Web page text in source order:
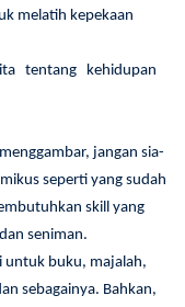
melatih kepekaan
tentang kehidupan
jangan sia-
seperti yang sudah
skill yang
seniman.
untuk buku, majalah,
sebagainya. Bahkan,